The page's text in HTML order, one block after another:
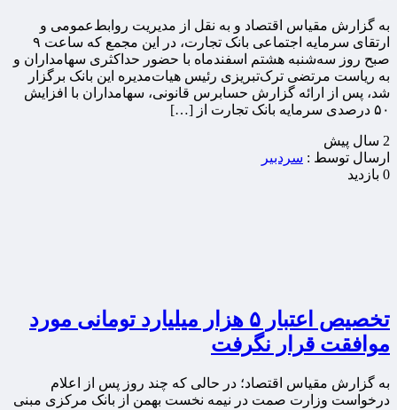
به گزارش مقیاس اقتصاد و به نقل از مدیریت روابط‌عمومی و
ارتقای سرمایه اجتماعی بانک تجارت، در این مجمع که ساعت ۹
صبح روز سه‌شنبه هشتم اسفندماه با حضور حداکثری سهامداران و
به ریاست مرتضی ترک‌تبریزی رئیس هیات‌مدیره این بانک برگزار
شد، پس از ارائه گزارش حسابرس قانونی، سهامداران با افزایش
۵۰ درصدی سرمایه بانک تجارت از […]
2 سال پيش
ارسال توسط : سردبیر
0 بازدید
تخصیص اعتبار ۵ هزار میلیارد تومانی مورد
موافقت قرار نگرفت
به گزارش مقیاس اقتصاد؛ در حالی که چند روز پس از اعلام
درخواست وزارت صمت در نیمه نخست بهمن از بانک مرکزی مبنی